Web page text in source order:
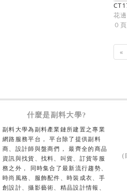
花
０
«
什麼是副料大學?
副料大學為副料產業鏈所建置之專業
網路服務平台， 平台除了提供副料
商、設計師與盤商們， 最齊全的商品
資訊與找貨、找料、叫貨、訂貨等服
務之外， 同時集合了最新流行趨勢、
時尚風格、服飾配件、時裝成衣、手
創設計、攝影藝術、精品設計情報、
(